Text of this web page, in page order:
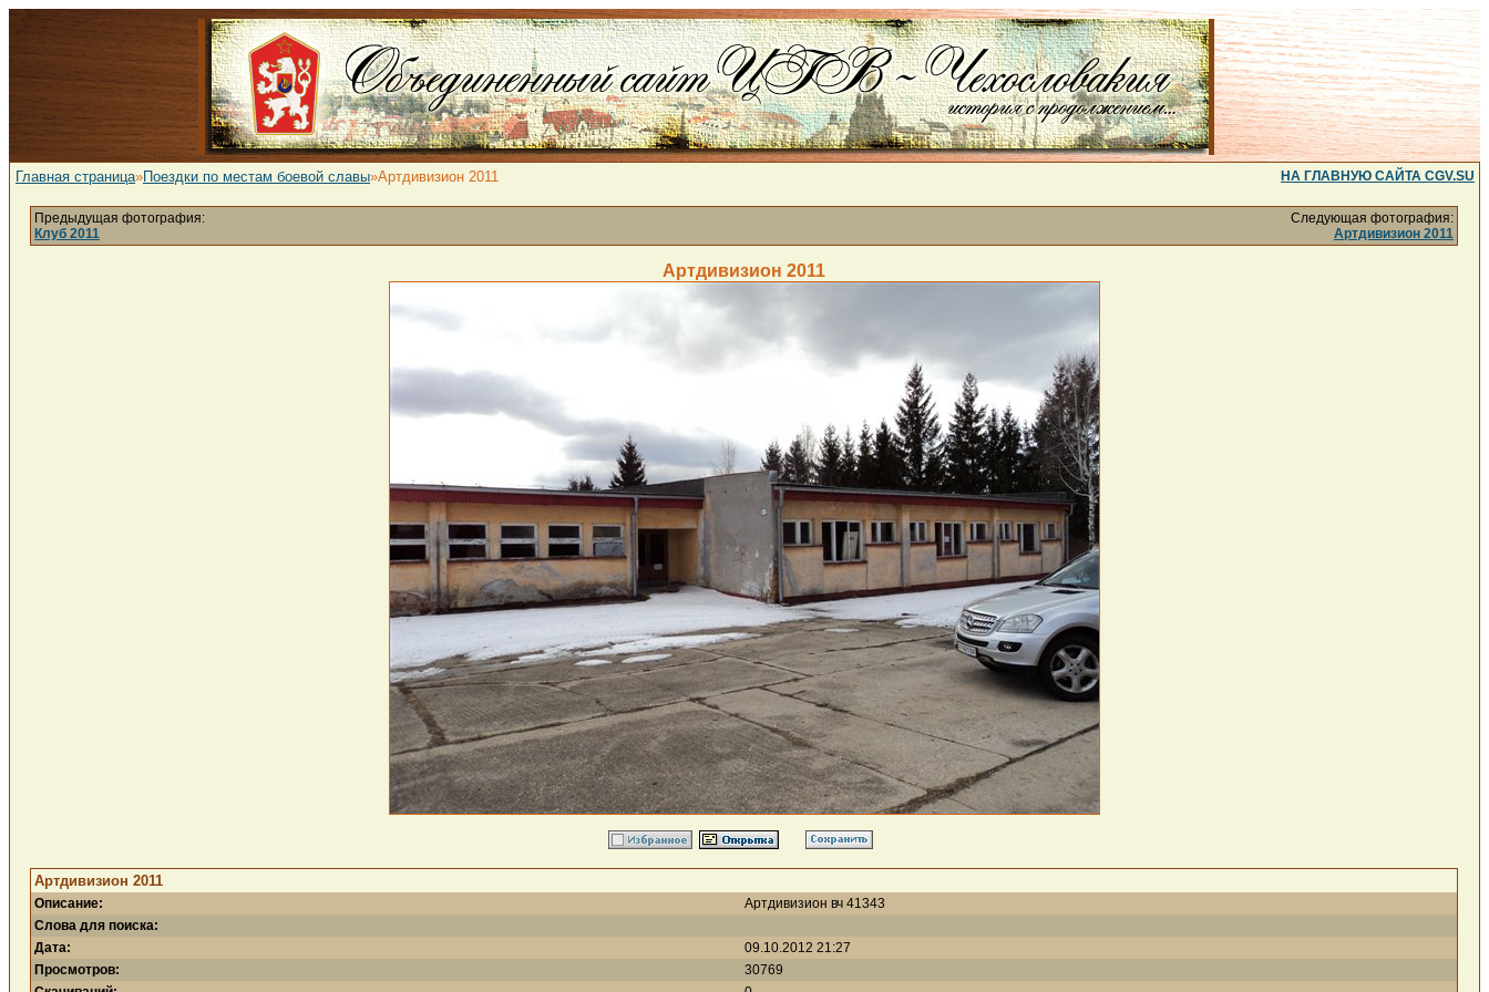
Главная страница»Поездки по местам боевой славы»Артдивизион 2011 НА ГЛАВНУЮ САЙТА CGV.SU
Предыдущая фотография:
Клуб 2011
Следующая фотография:
Артдивизион 2011
Артдивизион 2011
Артдивизион 2011
Описание:
Артдивизион вч 41343
Слова для поиска:
Дата:
09.10.2012 21:27
Просмотров:
30769